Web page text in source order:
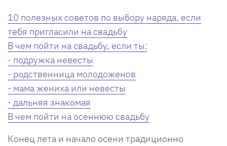
10 полезных советов по выбору наряда, если
тебя пригласили на свадьбу
В чем пойти на свадьбу, если ты:
- подружка невесты
- родственница молодоженов
- мама жениха или невесты
- дальняя знакомая
В чем пойти на осеннюю свадьбу
Конец лета и начало осени традиционно